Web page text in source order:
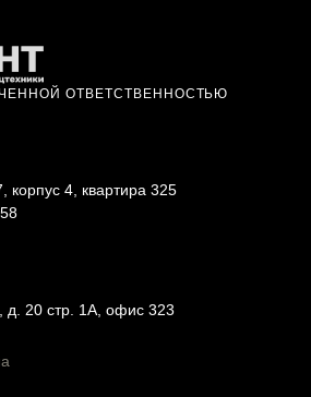
ОТВЕТСТВЕННОСТЬЮ
корпус 4, квартира 325
д. 20 стр. 1А, офис 323